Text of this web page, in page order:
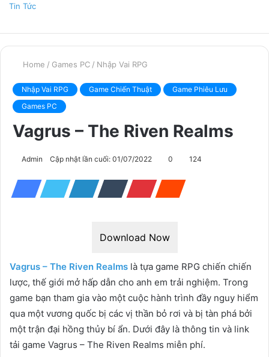
Tin Tức
Home / Games PC / Nhập Vai RPG
Nhập Vai RPG Game Chiến Thuật
Game Phiêu Lưu
Games PC
Vagrus – The Riven Realms
Admin Cập nhật lần cuối: 01/07/2022 0 124
Download Now
Vagrus – The Riven Realms là tựa game RPG chiến chiến
lược, thế giới mở hấp dẫn cho anh em trải nghiệm. Trong
game bạn tham gia vào một cuộc hành trình đầy nguy hiểm
qua một vương quốc bị các vị thần bỏ rơi và bị tàn phá bởi
một trận đại hồng thủy bí ẩn. Dưới đây là thông tin và link
tải game Vagrus – The Riven Realms miễn phí.